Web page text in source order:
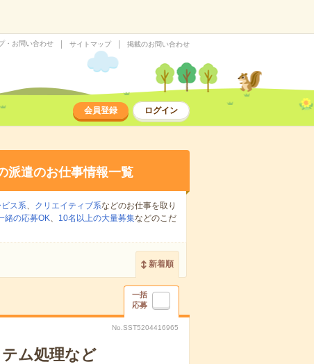
・お問い合わせ サイトマップ 掲載のお問い合わせ
会員登録 ログイン
派遣のお仕事情報一覧
ス系、 クリエイティブ系などのお仕事を取り
緒の応募OK、 10名以上の大量募集などのこだ
新着順
一括
応募
No.SST5204416965
ム処理など